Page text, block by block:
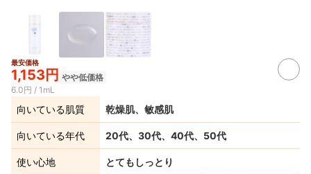
最安価格
1,153円 やや低価格
6.0円 / 1mL
向いている肌質 乾燥肌、敏感肌
向いている年代 20代、30代、40代、50代
使い心地
とてもしっとり